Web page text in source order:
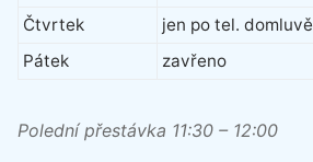
Čtvrtek
jen po tel. domluvě
Pátek
zavřeno
Polední přestávka 11:30 – 12:00